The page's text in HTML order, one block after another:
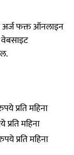
अर्ज फक्त ऑनलाइन
प्रति महिना
महिना
प्रति महिना